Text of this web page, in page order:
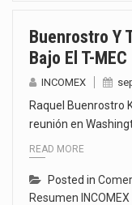
Buenrostro Y
Bajo El T-MEC
INCOMEX
Raquel Buenrostro
reunión en
READ MORE
Posted in
Resumen INCOMEX